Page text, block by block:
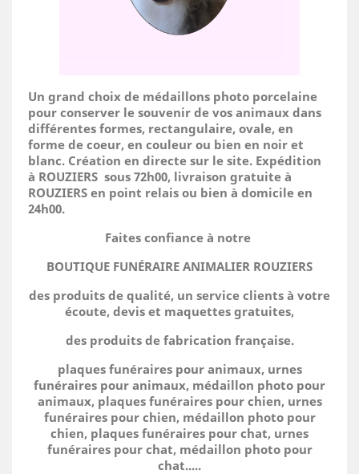
Un grand choix de médaillons photo porcelaine
pour conserver le souvenir de vos animaux dans
différentes formes, rectangulaire, ovale, en
forme de coeur, en couleur ou bien en noir et
blanc. Création en directe sur le site. Expédition
à ROUZIERS sous 72h00, livraison gratuite à
ROUZIERS en point relais ou bien à domicile en
24h00.
Faites confiance à notre
BOUTIQUE FUNÉRAIRE ANIMALIER ROUZIERS
des produits de qualité, un service clients à votre
écoute, devis et maquettes gratuites,
des produits de fabrication française.
plaques funéraires pour animaux, urnes
funéraires pour animaux, médaillon photo pour
animaux, plaques funéraires pour chien, urnes
funéraires pour chien, médaillon photo pour
chien, plaques funéraires pour chat, urnes
funéraires pour chat, médaillon photo pour
chat.....